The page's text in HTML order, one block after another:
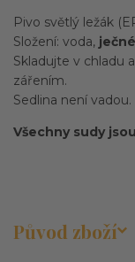
Pivo světlý ležák
Složení: voda,
Skladujte v chladu
zářením.
Sedlina není vadou.
Všechny sudy
Původ zboží